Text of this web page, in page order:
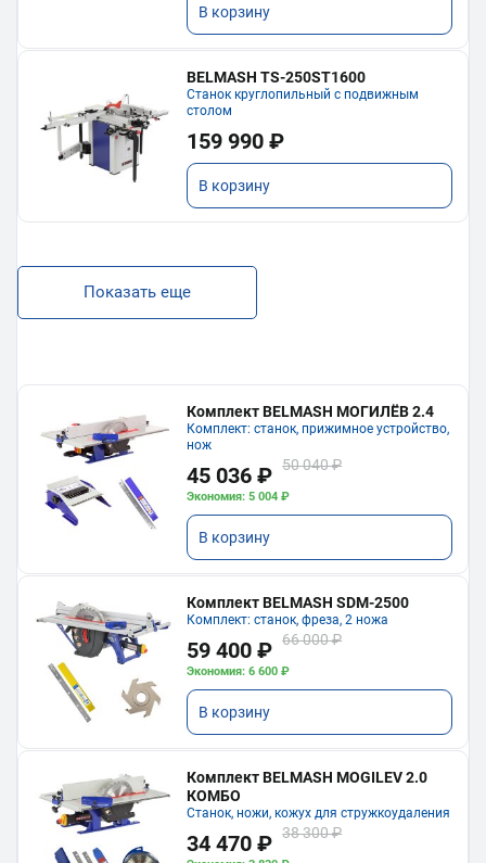
В корзину
BELMASH TS-250ST1600
Станок круглопильный с подвижным
столом
159 990 ₽
В корзину
Показать еще
Комплект BELMASH МОГИЛЁВ 2.4
Комплект: станок, прижимное устройство,
нож
45 036 ₽ 50 040 ₽
Экономия: 5 004 ₽
В корзину
Комплект BELMASH SDM-2500
Комплект: станок, фреза, 2 ножа
59 400 ₽ 66 000 ₽
Экономия: 6 600 ₽
В корзину
Комплект BELMASH MOGILEV 2.0
КОМБО
Станок, ножи, кожух для стружкоудаления
34 470 ₽ 38 300 ₽